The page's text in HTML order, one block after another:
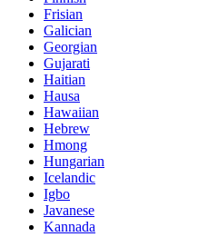
Frisian
Galician
Georgian
Gujarati
Haitian
Hausa
Hawaiian
Hebrew
Hmong
Hungarian
Icelandic
Igbo
Javanese
Kannada